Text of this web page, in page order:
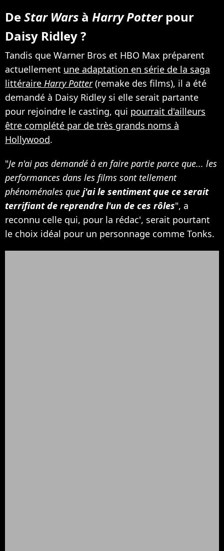
DeStar Wars à Harry Potterpour
Daisy Ridley ?
Tandis que Warner Bros et HBO Max préparent
actuellement une adaptation en série de la saga
littéraire Harry Potter(remake des films), il a été
demandé à Daisy Ridley si elle serait partante
pour rejoindre le casting, qui pourrait d'ailleurs
être complété par de très grands noms à
Hollywood.
"Je n'ai pas demandé à en faire partie parce que... les
performances dans les films sont tellement
phénoménales que j'ai le sentiment que ce serait
terrifiant de reprendre l'un de ces rôles", a
reconnu celle qui, pour la rédac', serait pourtant
le choix idéal pour un personnage comme Tonks.